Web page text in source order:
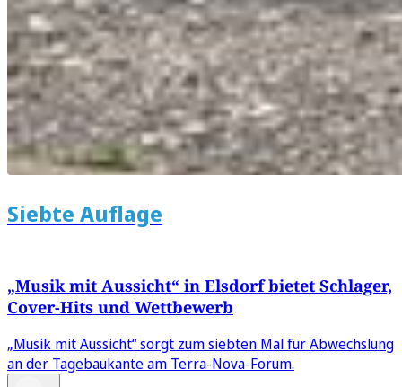
Siebte Auflage
„Musik mit Aussicht“ in Elsdorf bietet Schlager,
Cover-Hits und Wettbewerb
„Musik mit Aussicht“ sorgt zum siebten Mal für Abwechslung
an der Tagebaukante am Terra-Nova-Forum.